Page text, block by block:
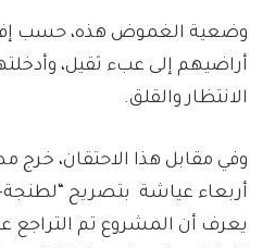
وضعية الغموض هذه، حسب
أراضيهم إلى عبء ثقيل،
الانتظار والقلق.
وفي مقابل هذا الاحتقان،
أربعاء عياشة بتصريح
يعرف أن المشروع تم التراجع